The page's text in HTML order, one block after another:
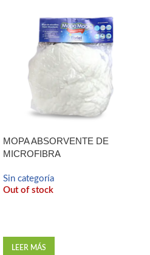
MOPA ABSORVENTE DE
MICROFIBRA
Sin categoría
Out of stock
LEER MÁS